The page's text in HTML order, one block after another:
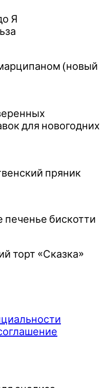
Я
(новый
для новогодних
пряник
печенье бискотти
торт «Сказка»